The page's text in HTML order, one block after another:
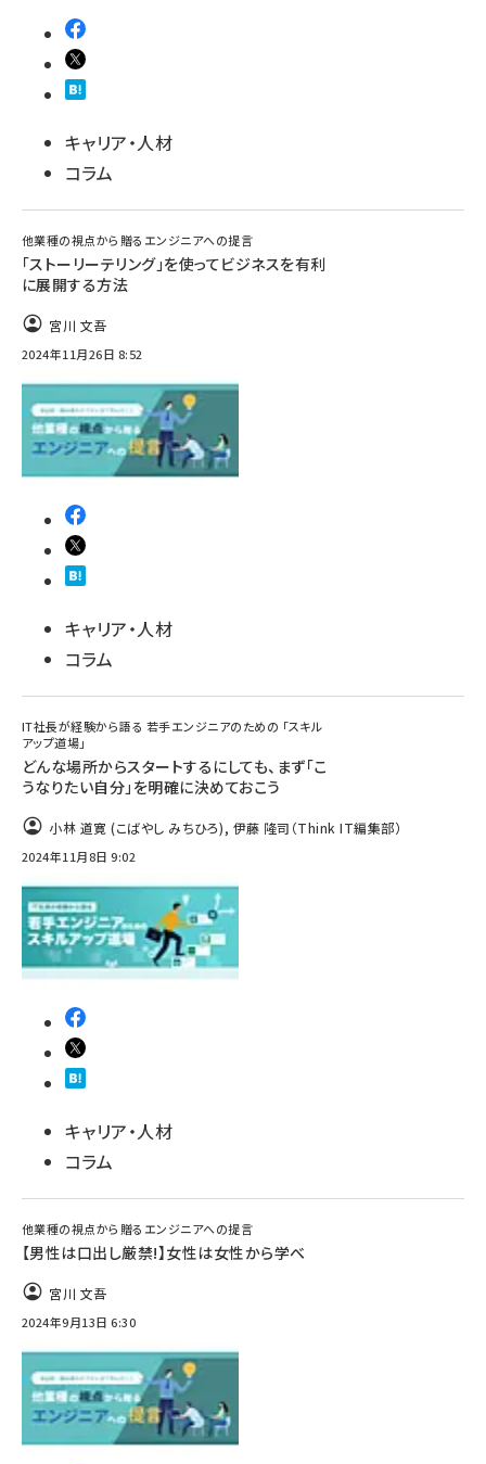
キャリア・人材
コラム
他業種の視点から贈るエンジニアへの提言
「ストーリーテリング」を使ってビジネスを有利
に展開する方法
宮川 文吾
2024年11月26日 8:52
キャリア・人材
コラム
IT社長が経験から語る 若手エンジニアのための 「スキル
アップ道場」
どんな場所からスタートするにしても、まず「こ
うなりたい自分」を明確に決めておこう
小林 道寛 (こばやし みちひろ), 伊藤 隆司（Think IT編集部）
2024年11月8日 9:02
キャリア・人材
コラム
他業種の視点から贈るエンジニアへの提言
【男性は口出し厳禁!】女性は女性から学べ
宮川 文吾
2024年9月13日 6:30